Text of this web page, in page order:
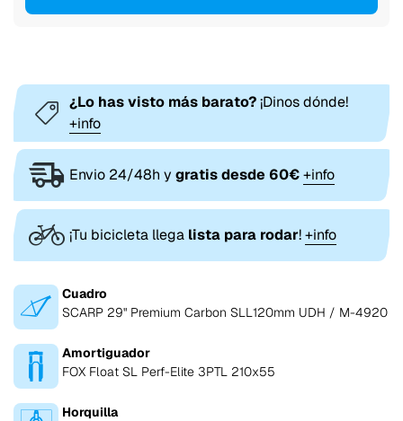
¿Lo has visto más barato?¡Dinos dónde!
+info
Envio 24/48h y gratis desde 60€+info
¡Tu bicicleta llega lista para rodar!+info
Cuadro
SCARP 29" Premium Carbon SLL120mm UDH / M-4920
Amortiguador
FOX Float SL Perf-Elite 3PTL 210x55
Horquilla